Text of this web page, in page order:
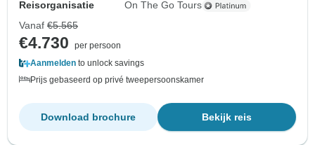
Reisorganisatie
On The Go Tours
Vanaf €5.565
€4.730
per persoon
Aanmelden to unlock savings
Prijs gebaseerd op privé tweepersoonskamer
Bekijk reis
Download brochure